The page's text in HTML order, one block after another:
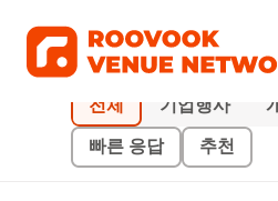
전체 기업행사
빠른 응답 추천